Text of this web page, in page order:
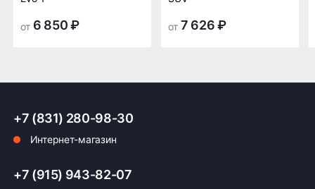
началась в 2019 году в Корее — стране с высоким
уровнем технологий в производстве
автомобильных компонентов. Модель сочетает
компании в Нижнем
компании в Нижнем
от 6 850 ₽ от 7 626 ₽
+7 (831) 280-98-30
Интернет-магазин
+7 (915) 943-82-07